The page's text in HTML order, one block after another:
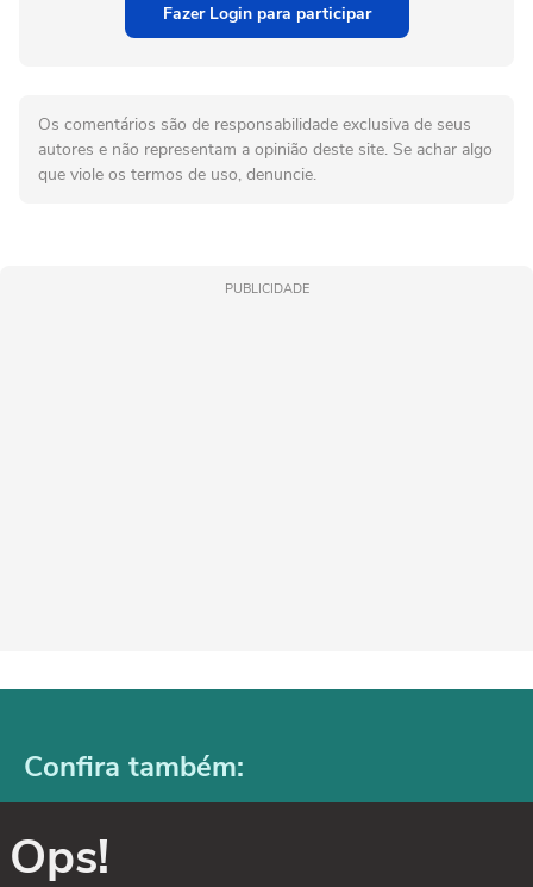
Fazer Login para participar
Os comentários são de responsabilidade exclusiva de seus
autores e não representam a opinião deste site. Se achar algo
que viole os termos de uso, denuncie.
PUBLICIDADE
Confira também:
Ops!